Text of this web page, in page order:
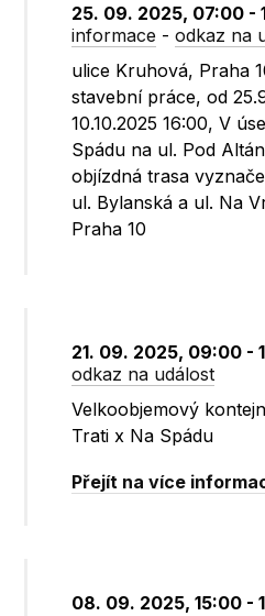
25. 09. 2025, 07:00 -
informace -odkaz na
ulice Kruhová, Praha
stavební práce, od
10.10.2025 16:00, V
Spádu na ul. Pod
objízdná trasa
ul. Bylanská a ul. Na
Praha 10
21. 09. 2025, 09:00 -
odkaz na událost
Velkoobjemový
Trati x Na Spádu
Přejít na více
08. 09. 2025, 15:00 -